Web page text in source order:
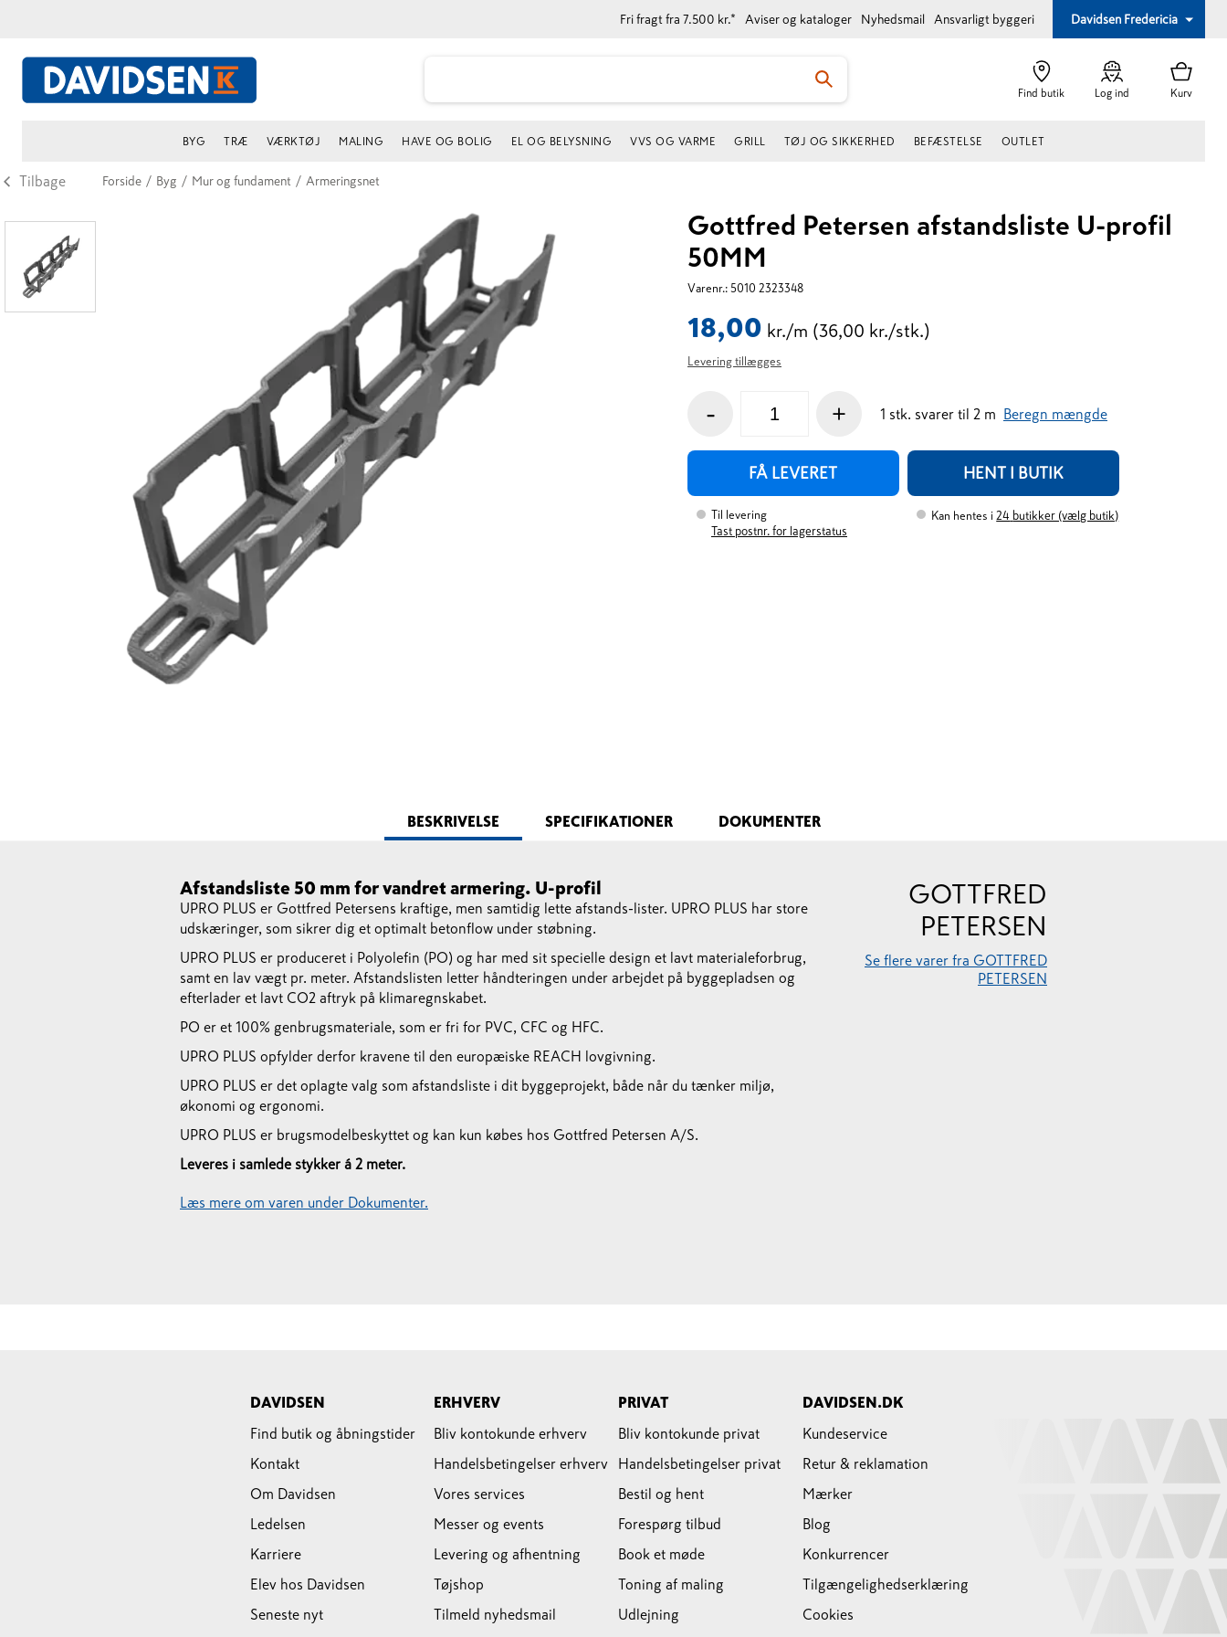
Fri fragt fra 7.500 kr.* Aviser og kataloger Nyhedsmail Ansvarligt byggeri Davidsen Fredericia
Find butik Log ind Kurv
BYG TRÆ VÆRKTØJ MALING HAVE OG BOLIG EL OG BELYSNING VVS OG VARME GRILL TØJ OG SIKKERHED BEFÆSTELSE OUTLET
Tilbage Forside / Byg / Mur og fundament / Armeringsnet
Gottfred Petersen afstandsliste U-profil
50MM
Varenr.: 5010 2323348
18,00 kr./m (36,00 kr./stk.)
Levering tillægges
- + 1 stk. svarer til 2 m Beregn mængde
FÅ LEVERET HENT I BUTIK
Til levering
Tast postnr. for lagerstatus
Kan hentes i 24 butikker (vælg butik)
BESKRIVELSE SPECIFIKATIONER DOKUMENTER
Afstandsliste 50 mm for vandret armering. U-profil
UPRO PLUS er Gottfred Petersens kraftige, men samtidig lette afstands-lister. UPRO PLUS har store
udskæringer, som sikrer dig et optimalt betonflow under støbning.
UPRO PLUS er produceret i Polyolefin (PO) og har med sit specielle design et lavt materialeforbrug,
samt en lav vægt pr. meter. Afstandslisten letter håndteringen under arbejdet på byggepladsen og
efterlader et lavt CO2 aftryk på klimaregnskabet.
PO er et 100% genbrugsmateriale, som er fri for PVC, CFC og HFC.
UPRO PLUS opfylder derfor kravene til den europæiske REACH lovgivning.
UPRO PLUS er det oplagte valg som afstandsliste i dit byggeprojekt, både når du tænker miljø,
økonomi og ergonomi.
UPRO PLUS er brugsmodelbeskyttet og kan kun købes hos Gottfred Petersen A/S.
Leveres i samlede stykker á 2 meter.
Læs mere om varen under Dokumenter.
GOTTFRED
PETERSEN
Se flere varer fra GOTTFRED
PETERSEN
DAVIDSEN
Find butik og åbningstider
Kontakt
Om Davidsen
Ledelsen
Karriere
Elev hos Davidsen
Seneste nyt
ERHVERV
Bliv kontokunde erhverv
Handelsbetingelser erhverv
Vores services
Messer og events
Levering og afhentning
Tøjshop
Tilmeld nyhedsmail
PRIVAT
Bliv kontokunde privat
Handelsbetingelser privat
Bestil og hent
Forespørg tilbud
Book et møde
Toning af maling
Udlejning
DAVIDSEN.DK
Kundeservice
Retur & reklamation
Mærker
Blog
Konkurrencer
Tilgængelighedserklæring
Cookies